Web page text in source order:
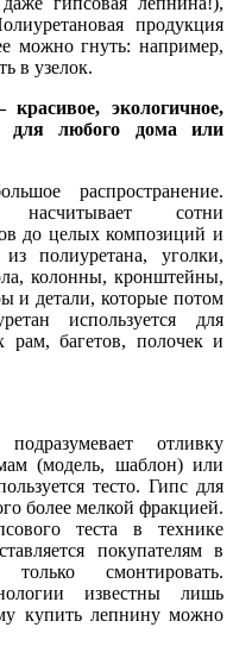
продукция
можно гнуть: например,
в узелок.
экологичное,
для любого дома или
распространение.
насчитывает сотни
до целых композиций и
полиуретана, уголки,
колонны, кронштейны,
и детали, которые потом
используется для
рам, багетов, полочек и
отливку
(модель, шаблон) или
тесто. Гипс для
более мелкой фракцией.
теста в технике
покупателям в
смонтировать.
известны лишь
купить лепнину можно